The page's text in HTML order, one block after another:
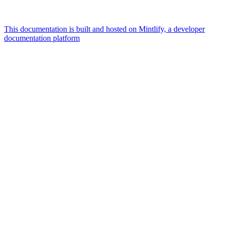
This documentation is built and hosted on Mintlify, a developer
documentation platform